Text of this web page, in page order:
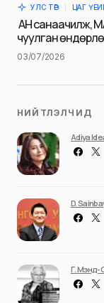
Илгээх
УЛС ТӨР ЦАГ
АН санаачилж,
чуулган
03/07/2026
НИЙТЛЭЛЧИД
Adiya
D.
Г. Мэнд-